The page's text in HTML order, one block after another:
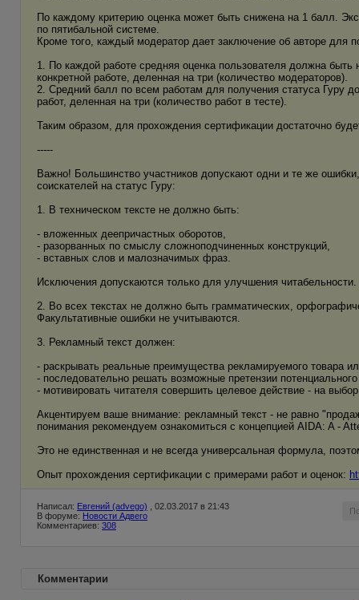
По каждому критерию оценка может быть снижена на 1 балл.
по пятибальной системе.
Кроме того, каждый модератор дает заключение об авторе для
1. По каждой работе средняя оценка пользователя должна
конкретной работе, деленная на три (количество модераторов).
2. Средний балл по всем работам для получения статуса Гуру
работ, деленная на три (количество работ в тесте).
Таким образом, для прохождения сертификации достаточно
-----
Важно! Большинство участников допускают одни и те же
соискателей на статус Гуру:
1. В техническом тексте не должно быть:
- вложенных деепричастных оборотов,
- разорванных по смыслу сложноподчиненных конструкций,
- вставных слов и малозначимых фраз.
Исключения допускаются только для улучшения читабельности.
2. Во всех текстах не должно быть грамматических,
Факультативные ошибки не учитываются.
3. Рекламный текст должен:
- раскрывать реальные преимущества рекламируемого товара
- последовательно решать возможные претензии
- мотивировать читателя совершить целевое действие - на
Акцентируем ваше внимание: рекламный текст - не равно
понимания рекомендуем ознакомиться с концепцией AIDA: A -
Это не единственная и не всегда универсальная формула,
Опыт прохождения сертификации с примерами работ и оценок:
Написал: Евгений (advego) , 02.03.2017 в 21:43
В форуме: Новости Адвего
Комментариев: 308
Комментарии